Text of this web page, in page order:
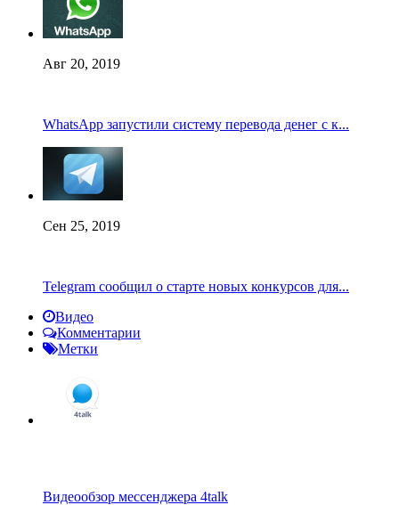
Авг 20, 2019
WhatsApp запустили систему перевода денег с к...
Сен 25, 2019
Telegram сообщил о старте новых конкурсов для...
Видео
Комментарии
Метки
Видеообзор мессенджера 4talk